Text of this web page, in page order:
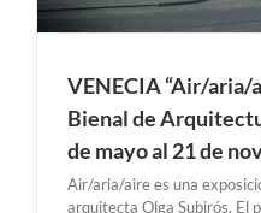
VENECIA “Air/aria/
Bienal de
de mayo al 21 de
Air/aria/aire es una
arquitecta Olga Subirós. El